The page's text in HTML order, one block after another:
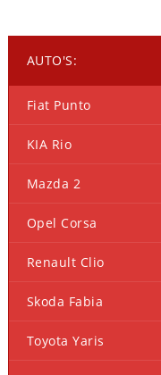
AUTO'S:
Fiat Punto
KIA Rio
Mazda 2
Opel Corsa
Renault Clio
Skoda Fabia
Toyota Yaris